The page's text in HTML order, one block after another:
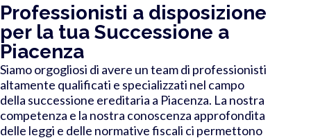
Professionisti a disposizione
per la tua Successione a
Piacenza
Siamo orgogliosi di avere un team di professionisti
altamente qualificati e specializzati nel campo
della successione ereditaria a Piacenza. La nostra
competenza e la nostra conoscenza approfondita
delle leggi e delle normative fiscali ci permettono